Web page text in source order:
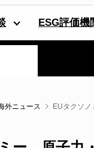
ESG評価機
外ニュース EUタクソ